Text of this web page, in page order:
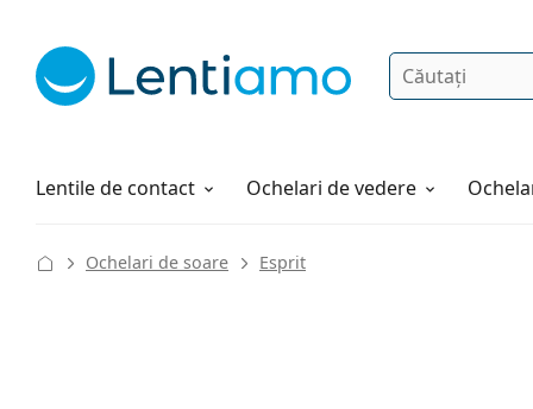
Căutare
Lentile de contact
Soluții Ochelari de vedere
Cum comandați
Ochelari de soare Esprit